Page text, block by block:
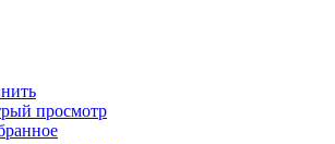
просмотр